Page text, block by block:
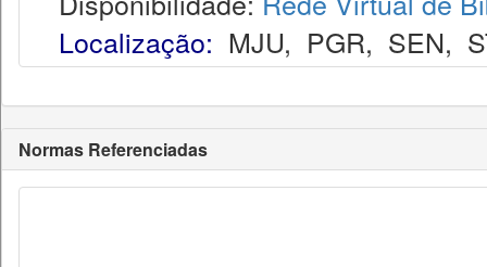
Localização: MJU, PGR, SEN,
Normas Referenciadas